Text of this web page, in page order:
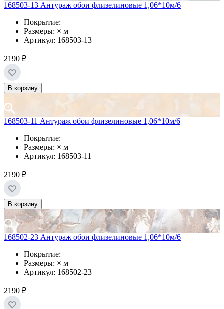
168503-13 Антураж обои флизелиновые 1,06*10м/6
Покрытие:
Размеры: × м
Артикул: 168503-13
2190 ₽
В корзину
168503-11 Антураж обои флизелиновые 1,06*10м/6
Покрытие:
Размеры: × м
Артикул: 168503-11
2190 ₽
В корзину
168502-23 Антураж обои флизелиновые 1,06*10м/6
Покрытие:
Размеры: × м
Артикул: 168502-23
2190 ₽